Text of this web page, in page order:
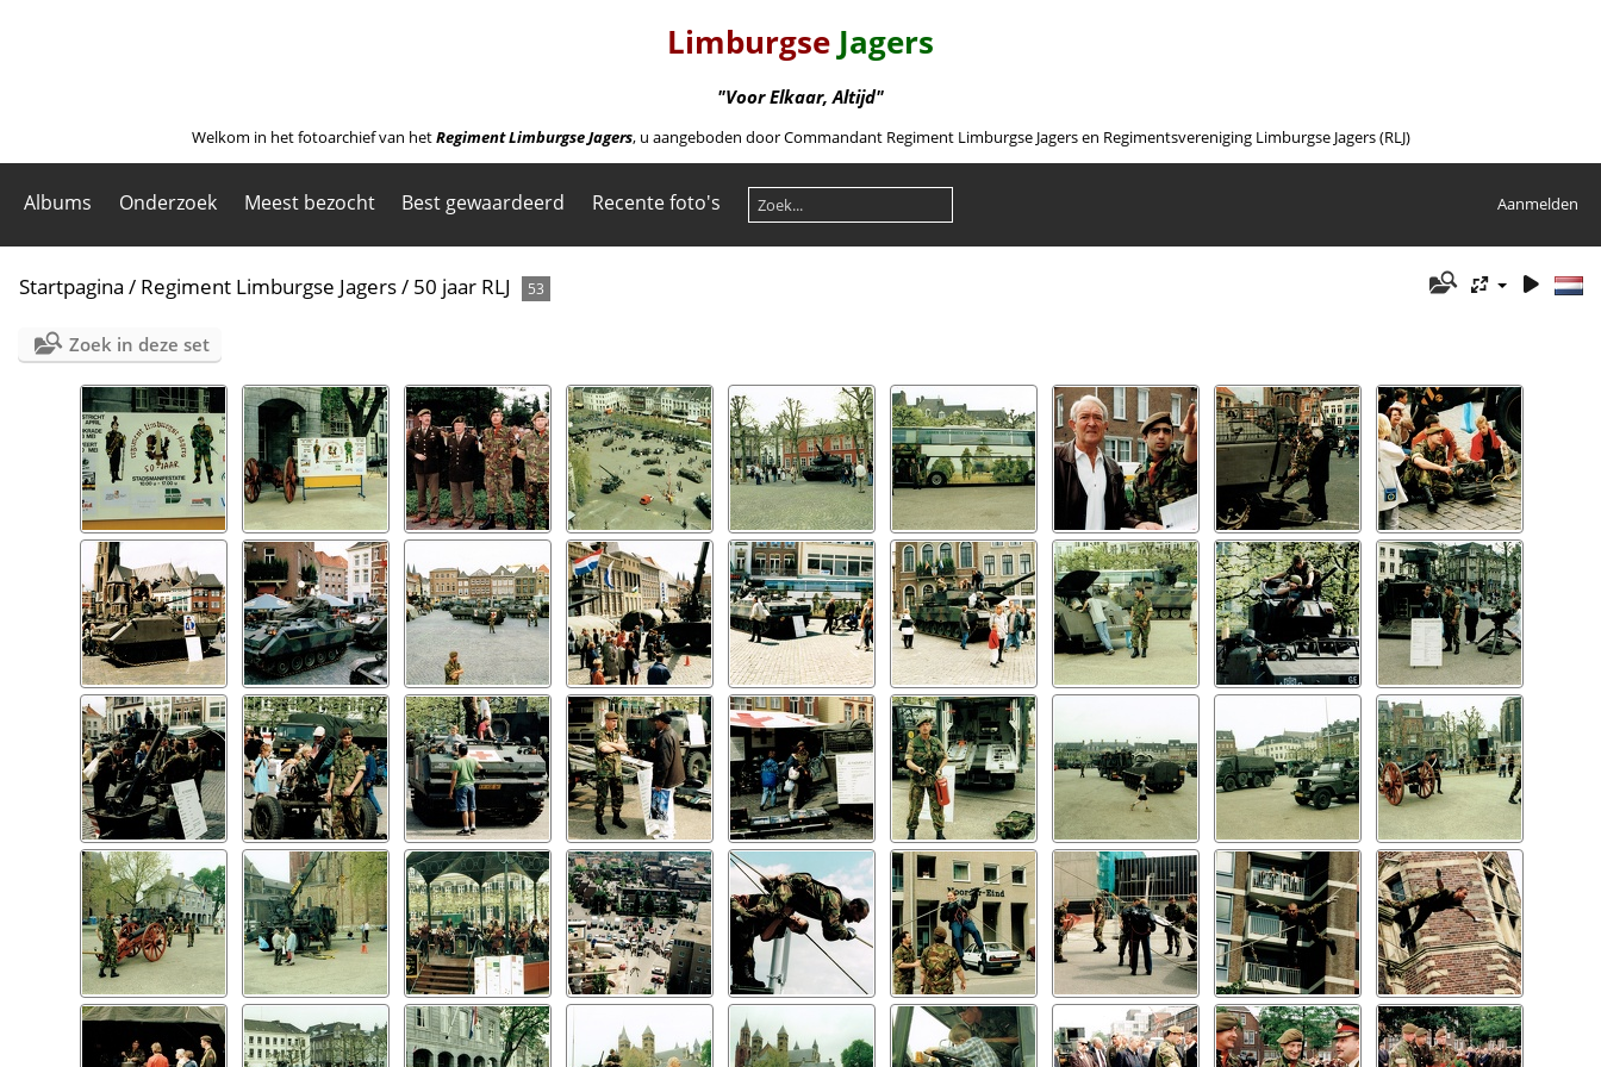
Limburgse Jagers
"Voor Elkaar, Altijd"
Welkom in het fotoarchief van hetRegiment Limburgse Jagers, u aangeboden door Commandant Regiment Limburgse Jagers en Regimentsvereniging Limburgse Jagers (RLJ)
Albums Onderzoek Meest bezocht Best gewaardeerd Recente foto's Aanmelden
Startpagina / Regiment Limburgse Jagers/ 50 jaar RLJ 53
Zoek in deze set